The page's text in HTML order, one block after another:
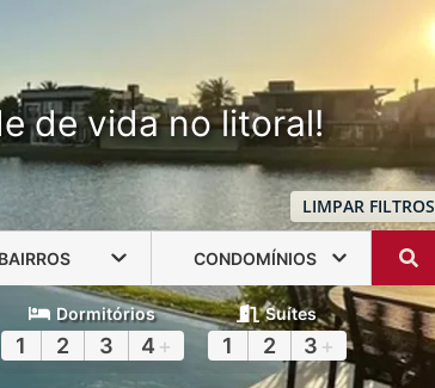
de vida no litoral!
LIMPAR FILTROS
BAIRROS CONDOMÍNIOS
Dormitórios
1 2 3 4 +
Suítes
1 2 3 +